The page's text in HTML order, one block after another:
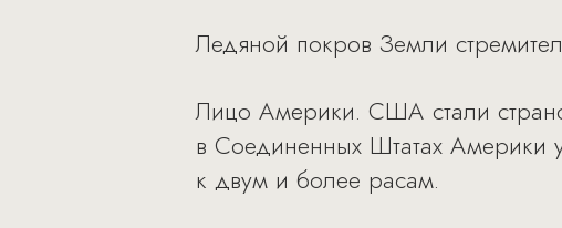
Ледяной покров Земли
Лицо Америки. США стали
в Соединенных Штатах Америки
к двум и более расам.